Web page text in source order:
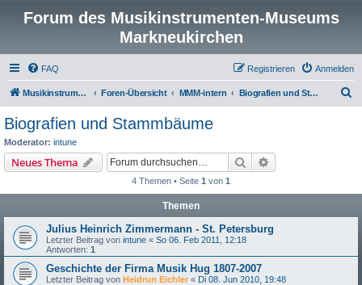
Forum des Musikinstrumenten-Museums
Markneukirchen
FAQ Anmelden
Registrieren
Musikinstrumenten-Museum Foren-Übersicht MMM-intern Biografien und Stammbäume
Biografien und Stammbäume
Moderator: intune
Neues Thema Suche
4 Themen • Seite 1 von 1
Themen
Julius Heinrich Zimmermann - St. Petersburg
Letzter Beitrag von intune « So 06. Feb 2011, 12:18
Antworten: 1
Geschichte der Firma Musik Hug 1807-2007
Letzter Beitrag von Heidrun Eichler « Di 08. Jun 2010, 19:48